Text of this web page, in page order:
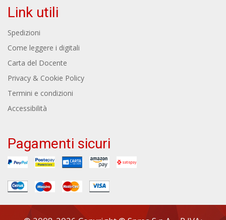
Link utili
Spedizioni
Come leggere i digitali
Carta del Docente
Privacy & Cookie Policy
Termini e condizioni
Accessibilità
Pagamenti sicuri